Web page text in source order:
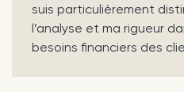
suis particulièrement
l’analyse et ma rigueur
besoins financiers des